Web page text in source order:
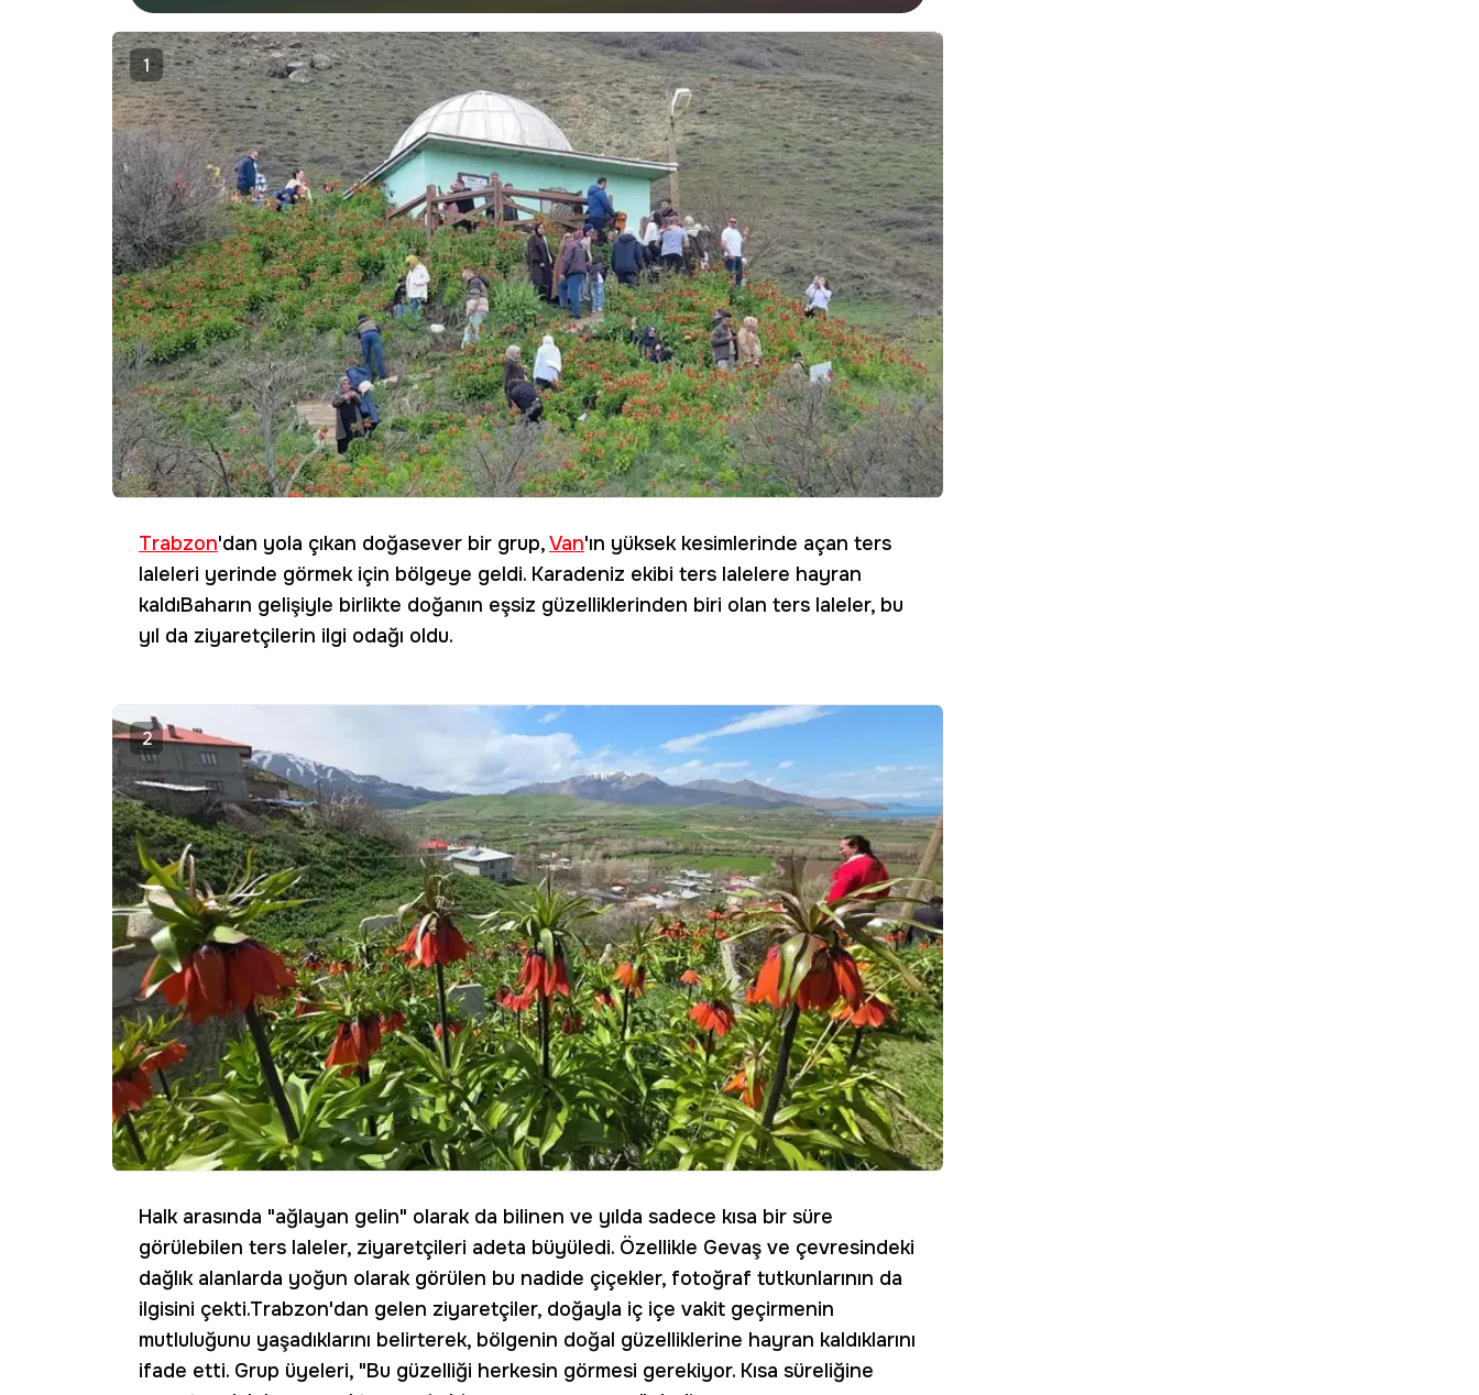
1
Trabzon'dan yola çıkan doğasever bir grup,Van'ın yüksek kesimlerinde açan ters
laleleri yerinde görmek için bölgeye geldi. Karadeniz ekibi ters lalelere hayran
kaldıBaharın gelişiyle birlikte doğanın eşsiz güzelliklerinden biri olan ters laleler, bu
yıl da ziyaretçilerin ilgi odağı oldu.
2
Halk arasında "ağlayan gelin" olarak da bilinen ve yılda sadece kısa bir süre
görülebilen ters laleler, ziyaretçileri adeta büyüledi. Özellikle Gevaş ve çevresindeki
dağlık alanlarda yoğun olarak görülen bu nadide çiçekler, fotoğraf tutkunlarının da
ilgisini çekti.Trabzon'dan gelen ziyaretçiler, doğayla iç içe vakit geçirmenin
mutluluğunu yaşadıklarını belirterek, bölgenin doğal güzelliklerine hayran kaldıklarını
ifade etti. Grup üyeleri, "Bu güzelliği herkesin görmesi gerekiyor. Kısa süreliğine